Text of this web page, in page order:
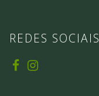
REDES SOCIAIS